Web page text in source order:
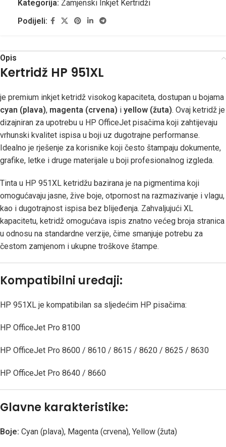
Kategorija: Zamjenski Inkjet Kertridži
Podijeli:
Opis
Kertridž HP 951XL
je premium inkjet ketridž visokog kapaciteta, dostupan u bojama
cyan (plava), magenta (crvena) i yellow (žuta). Ovaj ketridž je
dizajniran za upotrebu u HP OfficeJet pisačima koji zahtijevaju
vrhunski kvalitet ispisa u boji uz dugotrajne performanse.
Idealno je rješenje za korisnike koji često štampaju dokumente,
grafike, letke i druge materijale u boji profesionalnog izgleda.
Tinta u HP 951XL ketridžu bazirana je na pigmentima koji
omogućavaju jasne, žive boje, otpornost na razmazivanje i vlagu,
kao i dugotrajnost ispisa bez blijeđenja. Zahvaljujući XL
kapacitetu, ketridž omogućava ispis znatno većeg broja stranica
u odnosu na standardne verzije, čime smanjuje potrebu za
čestom zamjenom i ukupne troškove štampe.
Kompatibilni uređaji:
HP 951XL je kompatibilan sa sljedećim HP pisačima:
HP OfficeJet Pro 8100
HP OfficeJet Pro 8600 / 8610 / 8615 / 8620 / 8625 / 8630
HP OfficeJet Pro 8640 / 8660
Glavne karakteristike:
Boje: Cyan (plava), Magenta (crvena), Yellow (žuta)